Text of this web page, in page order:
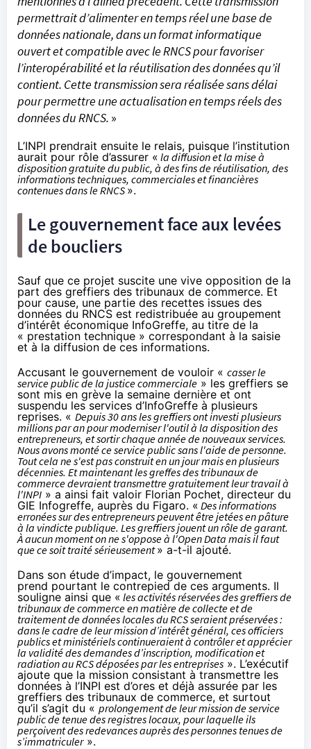
permettrait d’alimenter en temps réel une base de
données nationale, dans un format informatique
ouvert et compatible avec le RNCS pour favoriser
l’interopérabilité et la réutilisation des données qu’il
contient. Cette transmission sera réalisée sans délai
pour permettre une actualisation en temps réels des
données du RNCS. »
L’INPI prendrait ensuite le relais, puisque l’institution
aurait pour rôle d’assurer « la diffusion et la mise à
disposition gratuite du public, à des fins de réutilisation, des
informations techniques, commerciales et financières
contenues dans le RNCS».
Le gouvernement face aux levées
de boucliers
Sauf que ce projet suscite une vive opposition de la
part des greffiers des tribunaux de commerce. Et
pour cause, une partie des recettes issues des
données du RNCS est redistribuée au groupement
d’intérêt économique InfoGreffe, au titre de la
« prestation technique » correspondant à la saisie
et à la diffusion de ces informations.
Accusant le gouvernement de vouloir « casser le
service public de la justice commerciale » les greffiers se
sont mis en grève la semaine dernière et ont
suspendu les services d’InfoGreffe à plusieurs
reprises. « Depuis 30 ans les greffiers ont investi plusieurs
millions par an pour moderniser l'outil à la disposition des
entrepreneurs, et sortir chaque année de nouveaux services.
Nous avons monté ce service public sans l'aide de personne.
Tout cela ne s'est pas construit en un jour mais en plusieurs
décennies. Et maintenant les greffes des tribunaux de
commerce devraient transmettre gratuitement leur travail à
l'INPI » a ainsi fait valoir Florian Pochet, directeur du
GIE Infogreffe, auprès du Figaro. « Des informations
erronées sur des entrepreneurs peuvent être jetées en pâture
à la vindicte publique. Les greffiers jouent un rôle de garant.
À aucun moment on ne s'oppose à l'Open Data mais il faut
que ce soit traité sérieusement» a-t-il ajouté.
Dans son étude d’impact, le gouvernement
prend pourtant le contrepied de ces arguments. Il
souligne ainsi que « les activités réservées des greffiers de
tribunaux de commerce en matière de collecte et de
traitement de données locales du RCS seraient préservées :
dans le cadre de leur mission d’intérêt général, ces officiers
publics et ministériels continueraient à contrôler et apprécier
la validité des demandes d’inscription, modification et
radiation au RCS déposées par les entreprises ». L’exécutif
ajoute que la mission consistant à transmettre les
données à l’INPI est d’ores et déjà assurée par les
greffiers des tribunaux de commerce, et surtout
qu’il s’agit du « prolongement de leur mission de service
public de tenue des registres locaux, pour laquelle ils
perçoivent des redevances auprès des personnes tenues de
s’immatriculer».